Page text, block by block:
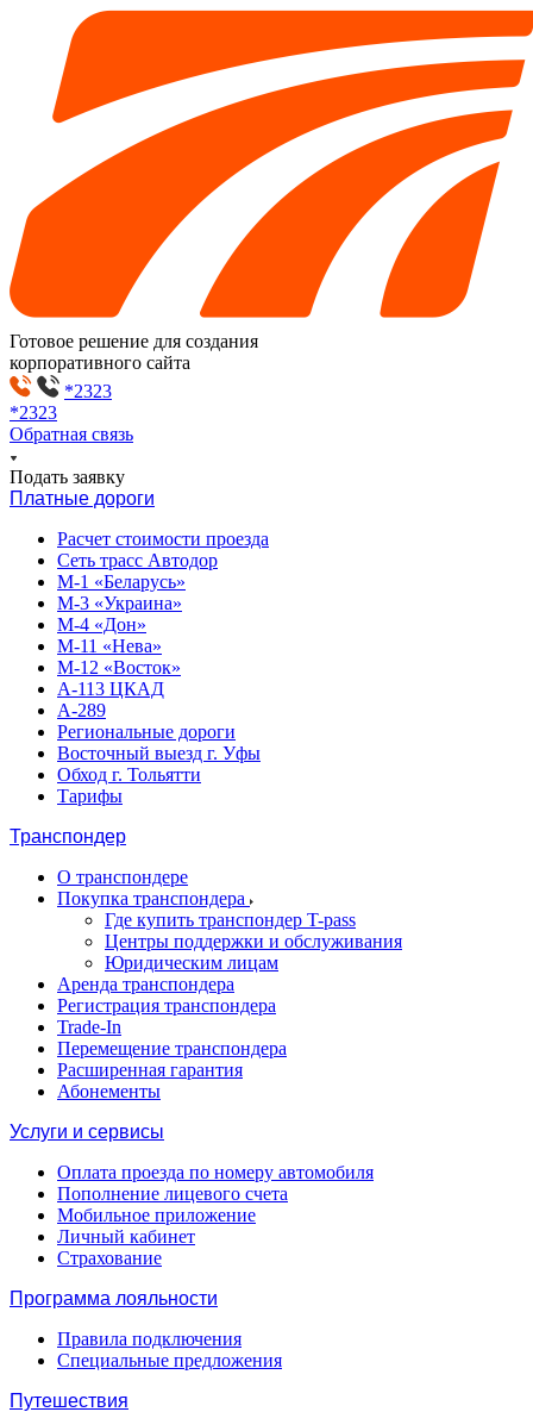
Готовое решение для создания
корпоративного сайта
*2323
*2323
Обратная связь
Подать заявку
Платные дороги
Расчет стоимости проезда
Сеть трасс Автодор
М-1 «Беларусь»
М-3 «Украина»
М-4 «Дон»
М-11 «Нева»
М-12 «Восток»
А-113 ЦКАД
А-289
Региональные дороги
Восточный выезд г. Уфы
Обход г. Тольятти
Тарифы
Транспондер
О транспондере
Покупка транспондера
Где купить транспондер T-pass
Центры поддержки и обслуживания
Юридическим лицам
Аренда транспондера
Регистрация транспондера
Trade-In
Перемещение транспондера
Расширенная гарантия
Абонементы
Услуги и сервисы
Оплата проезда по номеру автомобиля
Пополнение лицевого счета
Мобильное приложение
Личный кабинет
Страхование
Программа лояльности
Правила подключения
Специальные предложения
Путешествия